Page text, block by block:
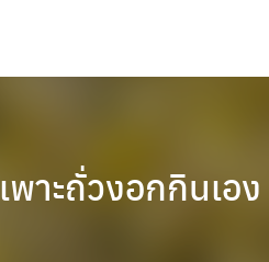
เพาะถั่วงอกกินเอ